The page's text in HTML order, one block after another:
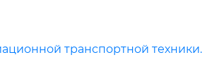
транспортной техники.